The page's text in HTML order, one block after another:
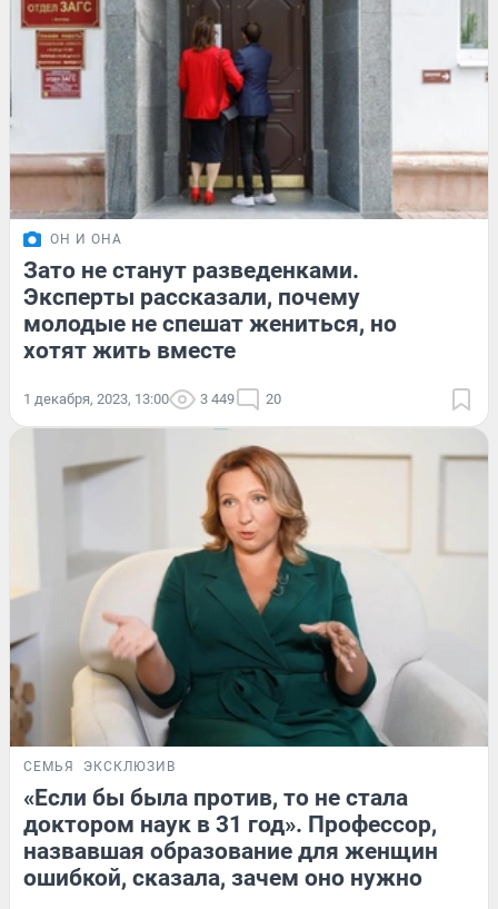
ОН И ОНА
Зато не станут разведенками.
Эксперты рассказали, почему
молодые не спешат жениться, но
хотят жить вместе
1 декабря, 2023, 13:00 3 449 20
СЕМЬЯ ЭКСКЛЮЗИВ
«Если бы была против, то не стала
доктором наук в 31 год». Профессор,
назвавшая образование для женщин
ошибкой, сказала, зачем оно нужно